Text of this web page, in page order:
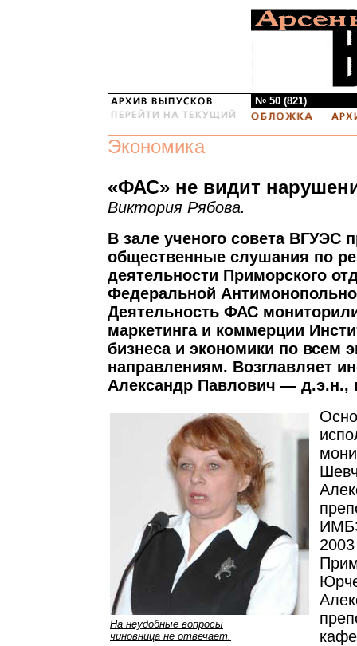
№ 50 (821)
Экономика
«ФАС» не видит
Виктория Рябова.
В зале ученого совета ВГУЭС
общественные слушания по
деятельности Приморского
Федеральной
Деятельность ФАС
маркетинга и коммерции
бизнеса и экономики по всем
направлениям. Возглавляет
Александр Павлович — д.э.н.,
На неудобные вопросы
чиновница не отвечает.